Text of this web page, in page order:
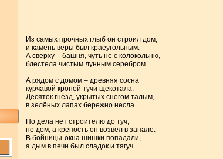
Из самых прочных глыб он строил дом,
и камень веры был краеугольным.
А сверху – башня, чуть не с колокольню,
блестела чистым лунным серебром.
А рядом с домом – древняя сосна
курчавой кроной тучи щекотала.
Десяток гнёзд, укрытых снегом талым,
в зелёных лапах бережно несла.
Но дела нет строителю до туч,
не дом, а крепость он возвёл в запале.
В бойницы-окна шишки попадали,
а дым в печи был сладок и тягуч.